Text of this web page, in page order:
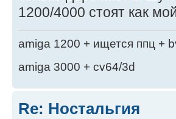
1200/4000 стоят как
amiga 1200 + ищется ппц +
amiga 3000 + cv64/3d
Re: Ностальгия